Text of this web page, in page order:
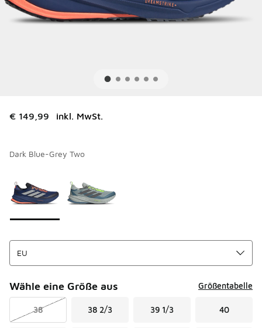
€ 149,99 inkl. MwSt.
Dark Blue-Grey Two
Wähle eine Größe aus Größentabelle
38 38 2/3 39 1/3 40